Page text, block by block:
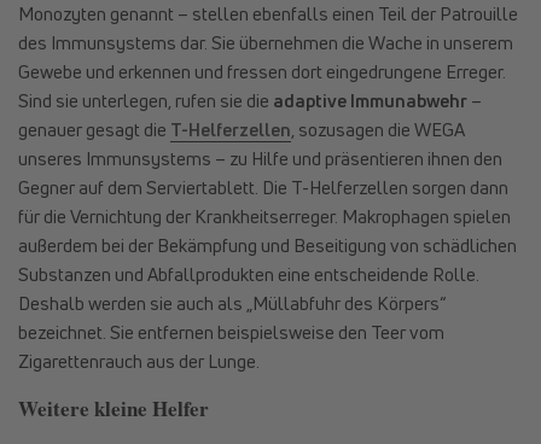
Monozyten genannt – stellen ebenfalls einen Teil der Patrouille
des Immunsystems dar. Sie übernehmen die Wache in unserem
Gewebe und erkennen und fressen dort eingedrungene Erreger.
Sind sie unterlegen, rufen sie die adaptive Immunabwehr –
genauer gesagt die T-Helferzellen, sozusagen die WEGA
unseres Immunsystems – zu Hilfe und präsentieren ihnen den
Gegner auf dem Serviertablett. Die T-Helferzellen sorgen dann
für die Vernichtung der Krankheitserreger. Makrophagen spielen
außerdem bei der Bekämpfung und Beseitigung von schädlichen
Substanzen und Abfallprodukten eine entscheidende Rolle.
Deshalb werden sie auch als „Müllabfuhr des Körpers“
bezeichnet. Sie entfernen beispielsweise den Teer vom
Zigarettenrauch aus der Lunge.
Weitere kleine Helfer